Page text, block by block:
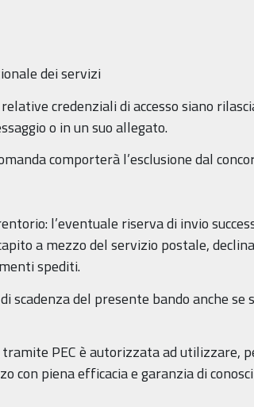
dei servizi
credenziali di accesso siano
o in un suo allegato.
comporterà l’esclusione dal
l’eventuale riserva di invio
a mezzo del servizio postale,
spediti.
del presente bando anche se
PEC è autorizzata ad utilizzare,
con piena efficacia e garanzia di